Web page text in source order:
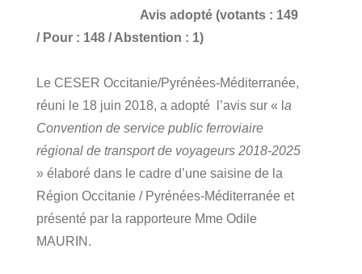
Avis adopté (votants : 149
/ Pour : 148 / Abstention : 1)
Le CESER Occitanie/Pyrénées-Méditerranée,
réuni le 18 juin 2018, a adopté l’avis sur « l a
Convention de service public ferroviaire
régional de transport de voyageurs 2018-2025
» élaboré dans le cadre d’une saisine de la
Région Occitanie / Pyrénées-Méditerranée et
présenté par la rapporteure Mme Odile
MAURIN.